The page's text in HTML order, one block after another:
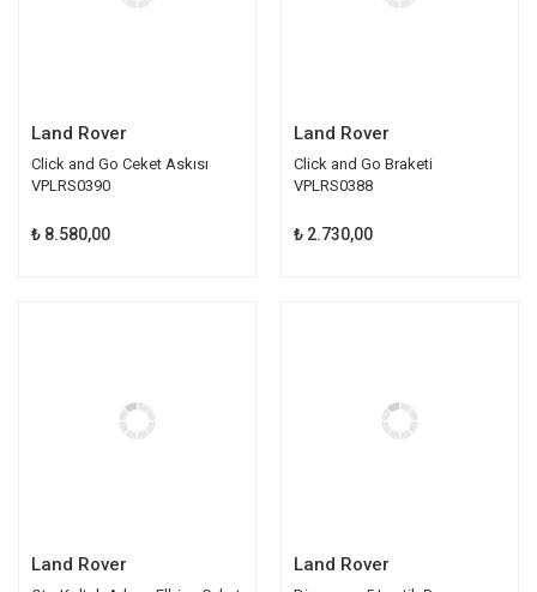
Land Rover
Click and Go Ceket Askısı
VPLRS0390
₺ 8.580,00
Land Rover
Click and Go Braketi
VPLRS0388
₺ 2.730,00
Land Rover Land Rover